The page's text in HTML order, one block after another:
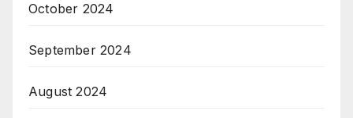
October 2024
September 2024
August 2024